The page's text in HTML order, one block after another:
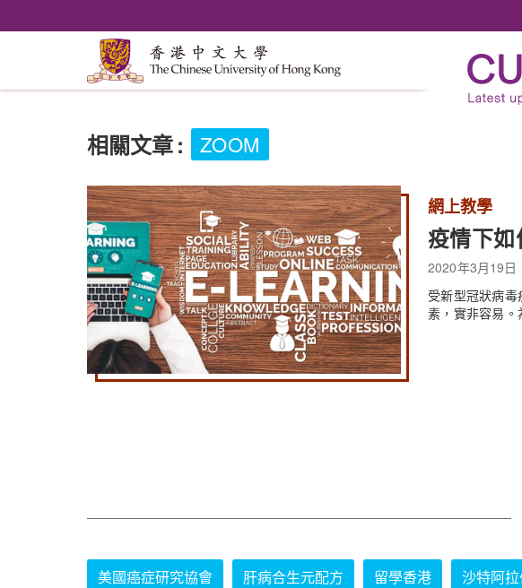
相關文章: ZOOM
網上教學
疫情下如
2020年3月19日
受新型冠狀病
素，實非容易。
美國癌症研究協會 肝病合生元配方 留學香港 沙特阿